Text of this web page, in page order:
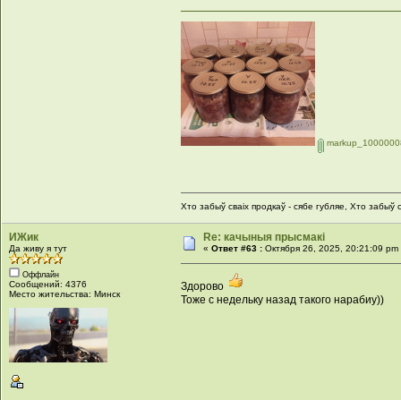
Хто забыў сваіх продкаў - сябе губляе, Хто забыў
ИЖик
Да живу я тут
Оффлайн
Сообщений: 4376
Место жительства: Минск
Re: качыныя прысмакі
«Ответ #63 : Октября 26, 2025, 20:21:09 pm
Здорово
Тоже с недельку назад такого нарабиу))